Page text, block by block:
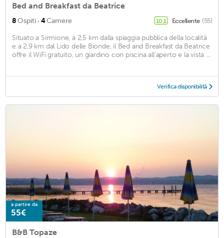
Bed and Breakfast da Beatrice
8Ospiti · 4Camere 10,1 Eccellente (55)
Situato a Sirmione, a 2,5 km dalla spiaggia pubblica della località
e a 2,9 km dal Lido delle Bionde, il Bed and Breakfast da Beatrice
offre il WiFi gratuito, un giardino con piscina all'aperto e la vista ...
Verifica disponibilità
a partire da
55€
B&B Topaze